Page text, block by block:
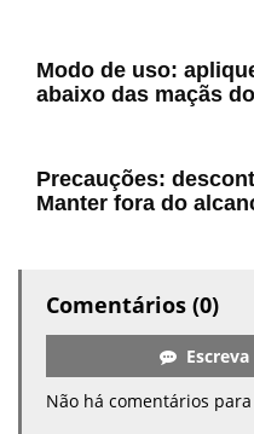
Modo de uso:
abaixo das maçãs
Precauções:
Manter fora do
Comentários (0)
Não há comentários